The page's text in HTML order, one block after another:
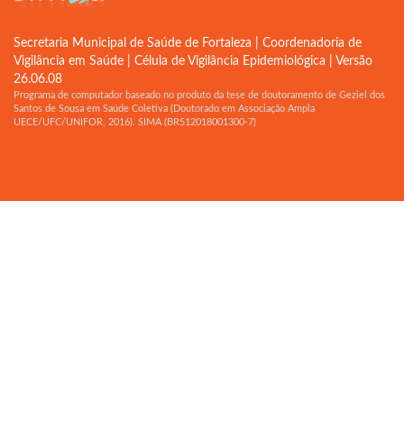
Secretaria Municipal de Saúde de Fortaleza | Coordenadoria de
Vigilância em Saúde | Célula de Vigilância Epidemiológica | Versão
26.06.08
Programa de computador baseado no produto da tese de doutoramento de Geziel dos
Santos de Sousa em Saúde Coletiva (Doutorado em Associação Ampla
UECE/UFC/UNIFOR, 2016). SIMA (BR512018001300-7)